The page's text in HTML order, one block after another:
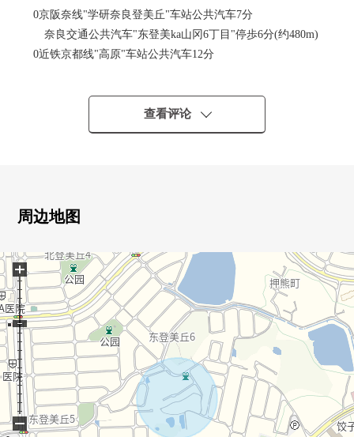
0京阪奈线"学研奈良登美丘"车站公共汽车7分
奈良交通公共汽车"东登美ka山冈6丁目"停歩6分(约480m)
0近铁京都线"高原"车站公共汽车12分
0近铁难波、奈良线"学园前"车站公共汽车14分
奈良交通公共汽车"东登美ka山冈6丁目"停歩6分(约480m)
0第一类低层住宅专用区的清静的住宅区
0全居室约超过5张塌塌米有
■周边环境
・messaokuwa北登美ka山冈商店步行17分钟(约1300m)
・COCOKARA FINE北登美ka山冈商店步行16分钟(约
1270m)
・东登美ka山冈的第一号街区公园步行5分钟(约330m)
・奈良市立东登美ka山冈小学步行13分钟(约1000m)
・奈良市立登美ka山冈北中学步行14分钟(约1100m)
查看评论
周边地图
+
−